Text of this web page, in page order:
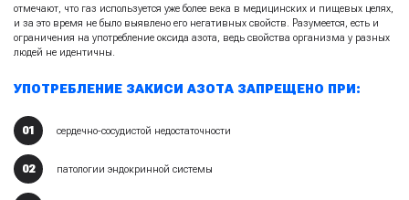
отмечают, что газ используется уже более века в медицинских и пищевых целях,
и за это время не было выявлено его негативных свойств. Разумеется, есть и
ограничения на употребление оксида азота, ведь свойства организма у разных
людей не идентичны.
УПОТРЕБЛЕНИЕ ЗАКИСИ АЗОТА ЗАПРЕЩЕНО ПРИ:
сердечно-сосудистой недостаточности
патологии эндокринной системы